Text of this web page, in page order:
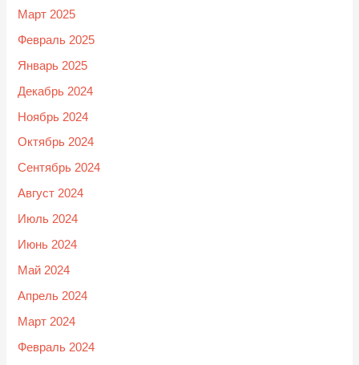
Март 2025
Февраль 2025
Январь 2025
Декабрь 2024
Ноябрь 2024
Октябрь 2024
Сентябрь 2024
Август 2024
Июль 2024
Июнь 2024
Май 2024
Апрель 2024
Март 2024
Февраль 2024